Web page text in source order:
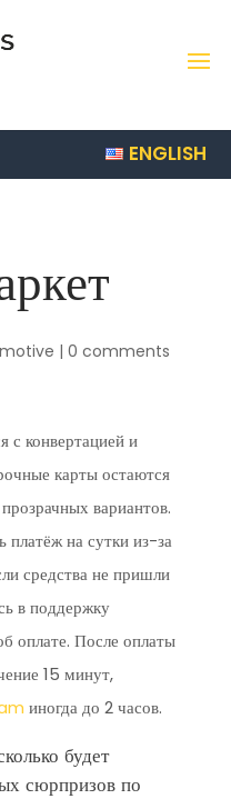
ENGLISH
| 0 comments
с конвертацией и
карты остаются
вариантов.
на сутки из-за
средства не пришли
в поддержку
оплате. После оплаты
15 минут,
иногда до 2 часов.
будет
сюрпризов по